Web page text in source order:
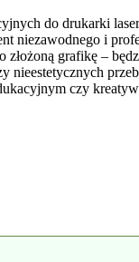
do drukarki
niezawodnego i
grafikę –
nieestetycznych
czy